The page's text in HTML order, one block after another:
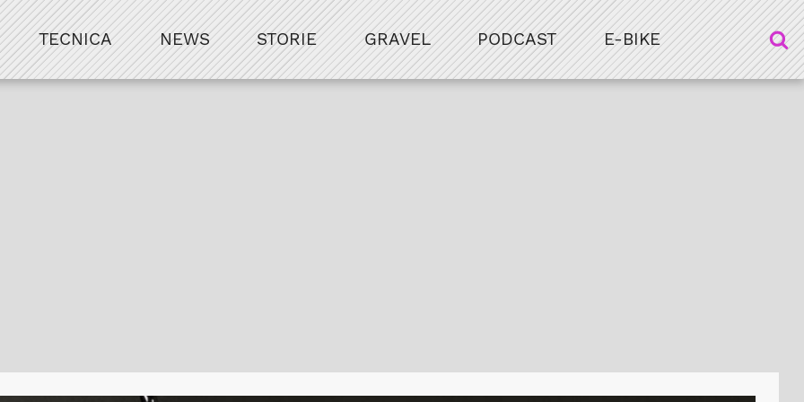
TECNICA NEWS STORIE GRAVEL PODCAST E-BIKE